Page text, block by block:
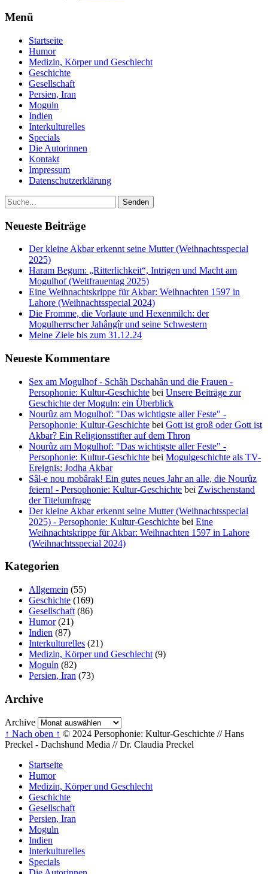
Menü
Startseite
Humor
Medizin, Körper und Geschlecht
Geschichte
Gesellschaft
Persien, Iran
Moguln
Indien
Interkulturelles
Specials
Die Autorinnen
Kontakt
Impressum
Datenschutzerklärung
Neueste Beiträge
Der kleine Akbar erkennt seine Mutter (Weihnachtsspecial
2025)
Haram Begum: „Ritterlichkeit“, Intrigen und Macht am
Mogulhof (Weltfrauentag 2025)
Eine Weihnachtskrippe für Akbar: Weihnachten 1597 in
Lahore (Weihnachtsspecial 2024)
Die Fromme, die Vorlaute und Hexenmilch: der
Mogulherrscher Jahângîr und seine Schwestern
Meine Ziele bis zum 31.12.24
Neueste Kommentare
Sex am Mogulhof - Schâh Dschahân und die Frauen -
Persophonie: Kultur-Geschichte bei Unsere Beiträge zur
Geschichte der Moguln: ein Überblick
Nourûz am Mogulhof: "Das wichtigste aller Feste" -
Persophonie: Kultur-Geschichte bei Gott ist groß oder Gott ist
Akbar? Ein Religionsstifter auf dem Thron
Nourûz am Mogulhof: "Das wichtigste aller Feste" -
Persophonie: Kultur-Geschichte bei Mogulgeschichte als TV-
Ereignis: Jodha Akbar
Sâl-e nou mobârak! Ein gutes neues Jahr an alle, die Nourûz
feiern! - Persophonie: Kultur-Geschichte bei Zwischenstand
der Titelumfrage
Der kleine Akbar erkennt seine Mutter (Weihnachtsspecial
2025) - Persophonie: Kultur-Geschichte bei Eine
Weihnachtskrippe für Akbar: Weihnachten 1597 in Lahore
(Weihnachtsspecial 2024)
Kategorien
Allgemein (55)
Geschichte (169)
Gesellschaft (86)
Humor(21)
Indien (87)
Interkulturelles (21)
Medizin, Körper und Geschlecht (9)
Moguln (82)
Persien, Iran (73)
Archive
Archive
↑ Nach oben ↑ © 2024 Persophonie: Kultur-Geschichte // Hans
Preckel - Dachshund Media // Dr. Claudia Preckel
Startseite
Humor
Medizin, Körper und Geschlecht
Geschichte
Gesellschaft
Persien, Iran
Moguln
Indien
Interkulturelles
Specials